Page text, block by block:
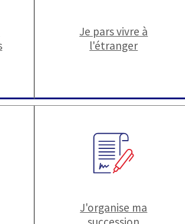
Je pars vivre à
l'étranger
J'organise ma